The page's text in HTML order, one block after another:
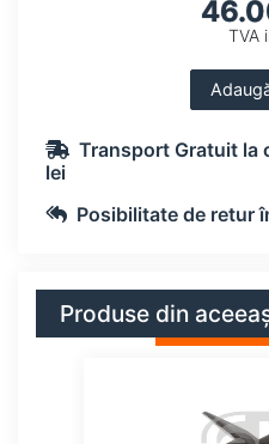
TVA
Transport Gratuit la
lei
Posibilitate de retur
Produse din